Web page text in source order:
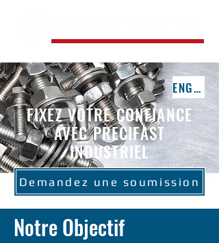
ENGLISH
FIXEZ VOTRE CONFIANCE
AVEC PRECIFAST
INDUSTRIEL
Demandez une soumission
Notre Objectif